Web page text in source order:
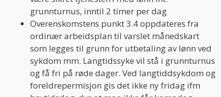
grunnturnus, inntil 2 timer per dag
Overenskomstens punkt 3.4 oppdateres fra
ordinær arbeidsplan til varslet månedskart
som legges til grunn for utbetaling av lønn ved
sykdom mm. Langtidssyke vil stå i grunnturnus
og få fri på røde dager. Ved langtiddsykdom og
foreldrepermisjon gis det ikke ny fridag ifm